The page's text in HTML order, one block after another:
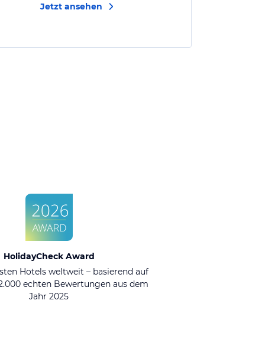
Jetzt ansehen
HolidayCheck Award
Hotels weltweit – basierend auf
echten Bewertungen aus dem
Jahr 2025